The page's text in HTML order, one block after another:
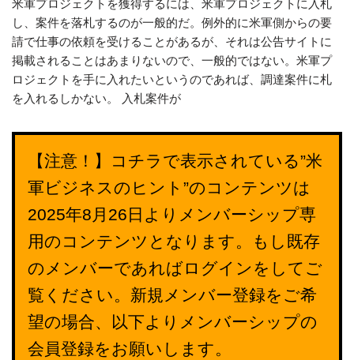
米軍プロジェクトを獲得するには、米軍プロジェクトに入札
し、案件を落札するのが一般的だ。例外的に米軍側からの要
請で仕事の依頼を受けることがあるが、それは公告サイトに
掲載されることはあまりないので、一般的ではない。米軍プ
ロジェクトを手に入れたいというのであれば、調達案件に札
を入れるしかない。 入札案件が
【注意！】コチラで表示されている”米
軍ビジネスのヒント”のコンテンツは
2025年8月26日よりメンバーシップ専
用のコンテンツとなります。もし既存
のメンバーであればログインをしてご
覧ください。新規メンバー登録をご希
望の場合、以下よりメンバーシップの
会員登録をお願いします。